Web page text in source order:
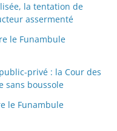
la tentation de
assermenté
le Funambule
privé : la Cour des
sans boussole
le Funambule